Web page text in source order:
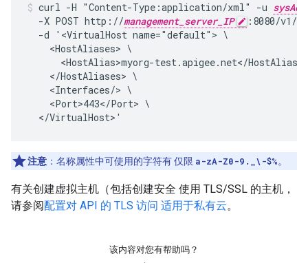
curl -H "Content-Type:application/xml" -u
  -X POST http://
management_server_IP
:8080/v1/
  -d '<VirtualHost name="default"> \
    <HostAliases> \
<HostAlias>myorg-test.apigee.net</HostAlias>
    </HostAliases> \
    <Interfaces/> \
    <Port>443</Port> \
  </VirtualHost>'
注意 ：名称属性中可使用的字符有 仅限 a-zA-Z0-9._\-$%。
有关创建虚拟主机（包括创建安全 使用 TLS/SSL 的主机，
请参阅配置对 API 的 TLS 访问 适用于私有云。
该内容对您有帮助吗？